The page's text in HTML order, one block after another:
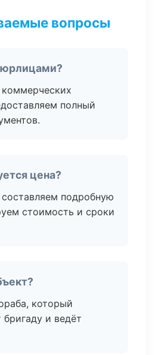
вопросы
юрлицами?
полный
цена?
подробную
стоимость и сроки
который
и ведёт